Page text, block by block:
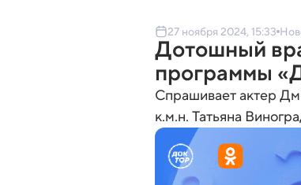
27 ноября 2024, 15:33
Дотошный
программы
Спрашивает актер
к.м.н. Татьяна